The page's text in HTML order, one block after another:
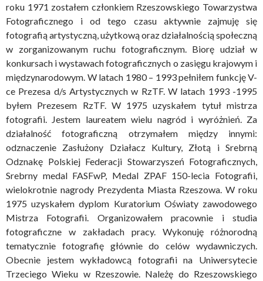
roku 1971 zostałem członkiem Rzeszowskiego Towarzystwa
Fotograficznego i od tego czasu aktywnie zajmuję się
fotografią artystyczną, użytkową oraz działalnością społeczną
w zorganizowanym ruchu fotograficznym. Biorę udział w
konkursach i wystawach fotograficznych o zasięgu krajowym i
międzynarodowym. W latach 1980 – 1993 pełniłem funkcję V-
ce Prezesa d/s Artystycznych w RzTF. W latach 1993 -1995
byłem Prezesem RzTF. W 1975 uzyskałem tytuł mistrza
fotografii. Jestem laureatem wielu nagród i wyróżnień. Za
działalność fotograficzną otrzymałem między innymi:
odznaczenie Zasłużony Działacz Kultury, Złotą i Srebrną
Odznakę Polskiej Federacji Stowarzyszeń Fotograficznych,
Srebrny medal FASFwP, Medal ZPAF 150-lecia Fotografii,
wielokrotnie nagrody Prezydenta Miasta Rzeszowa. W roku
1975 uzyskałem dyplom Kuratorium Oświaty zawodowego
Mistrza Fotografii. Organizowałem pracownie i studia
fotograficzne w zakładach pracy. Wykonuję różnorodną
tematycznie fotografię głównie do celów wydawniczych.
Obecnie jestem wykładowcą fotografii na Uniwersytecie
Trzeciego Wieku w Rzeszowie. Należę do Rzeszowskiego